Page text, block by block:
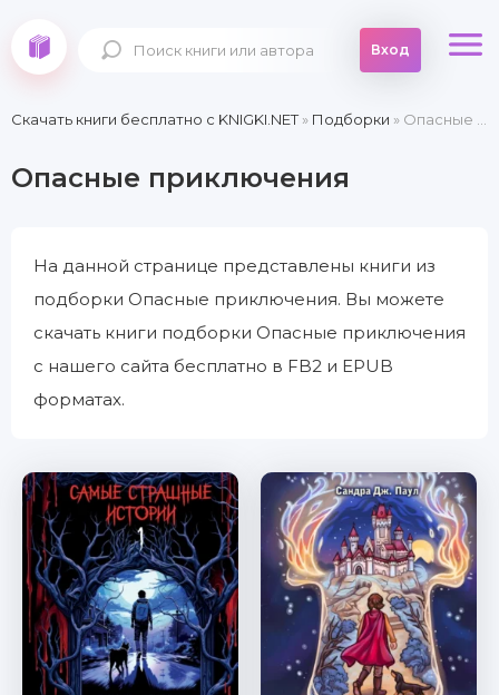
Вход
Скачать книги бесплатно c KNIGKI.NET» Подборки » Опасные приключения
Опасные приключения
На данной странице представлены книги из
подборки Опасные приключения. Вы можете
скачать книги подборки Опасные приключения
с нашего сайта бесплатно в FB2 и EPUB
форматах.